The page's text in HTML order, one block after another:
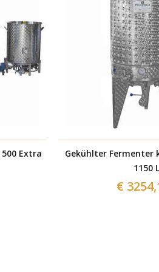
Extra
Gekühlter Fermenter
1150 L
€